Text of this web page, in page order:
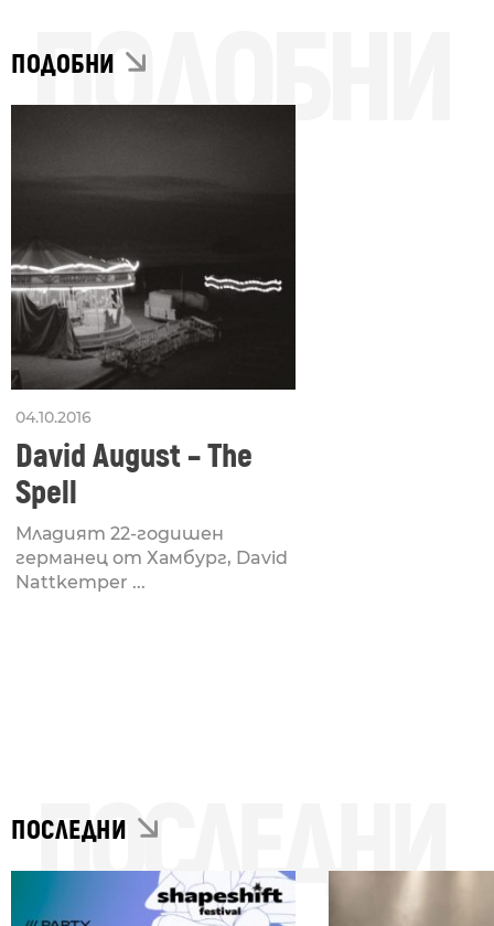
ПОДОБНИ
ПОДОБНИ
04.10.2016
David August – The
Spell
Младият 22-годишен
германец от Хамбург, David
Nattkemper ...
ПОСЛЕДНИ
ПОСЛЕДНИ